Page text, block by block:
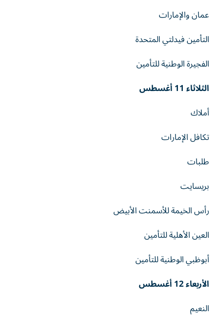
عمان والإمارات
التأمين فيدلتي المتحدة
الفجيرة الوطنية للتأمين
الثلاثاء 11 أغسطس
أملاك
تكافل الإمارات
طلبات
بريسايت
رأس الخيمة للأسمنت الأبيض
العين الأهلية للتأمين
أبوظبي الوطنية للتأمين
الأربعاء 12 أغسطس
النعيم